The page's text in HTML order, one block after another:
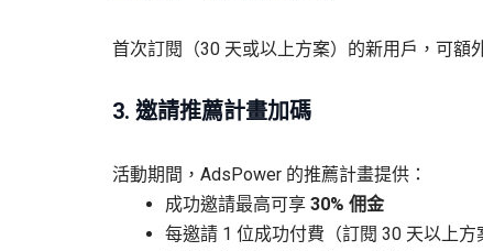
首次訂閱（30 天或以上方案）的新用戶，可額
3. 邀請推薦計畫加碼
活動期間，AdsPower 的推薦計畫提供：
成功邀請最高可享 30% 佣金
每邀請 1 位成功付費（訂閱 30 天以上